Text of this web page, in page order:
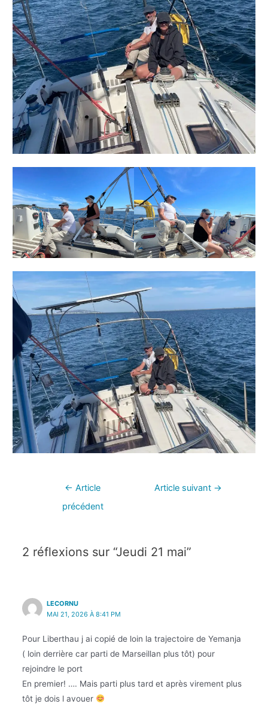
← Article
précédent
Article suivant →
2 réflexions sur “Jeudi 21 mai”
LECORNU
MAI 21, 2026 À 8:41 PM
Pour Liberthau j ai copié de loin la trajectoire de Yemanja
( loin derrière car parti de Marseillan plus tôt) pour
rejoindre le port
En premier! …. Mais parti plus tard et après virement plus
tôt je dois l avouer